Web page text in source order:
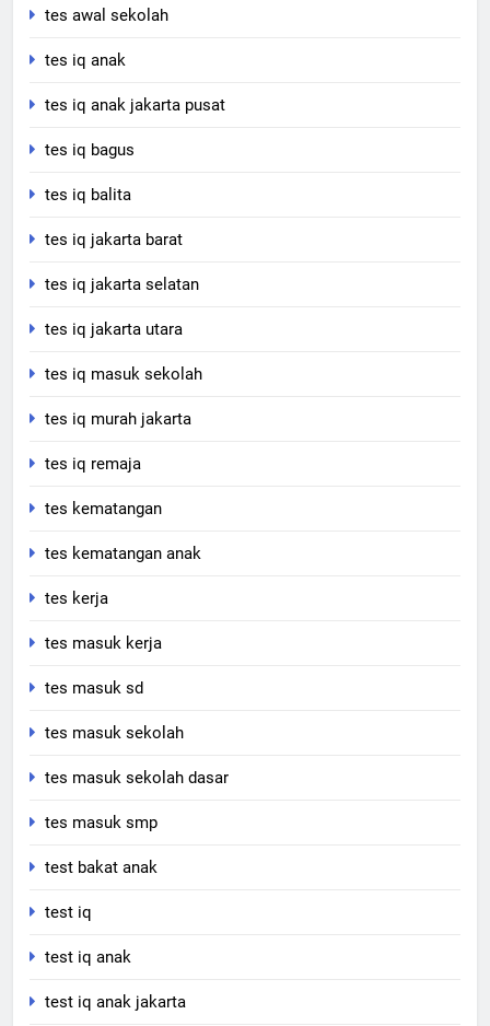
tes awal sekolah
tes iq anak
tes iq anak jakarta pusat
tes iq bagus
tes iq balita
tes iq jakarta barat
tes iq jakarta selatan
tes iq jakarta utara
tes iq masuk sekolah
tes iq murah jakarta
tes iq remaja
tes kematangan
tes kematangan anak
tes kerja
tes masuk kerja
tes masuk sd
tes masuk sekolah
tes masuk sekolah dasar
tes masuk smp
test bakat anak
test iq
test iq anak
test iq anak jakarta